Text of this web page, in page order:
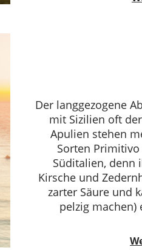
Der langgezogene
mit Sizilien oft
Apulien stehen
Sorten
Süditalien, denn
Kirsche und
zarter Säure und
pelzig machen)